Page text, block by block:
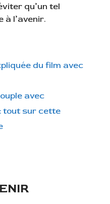
qu’un tel
à l’avenir.
du film avec
avec
tout sur cette